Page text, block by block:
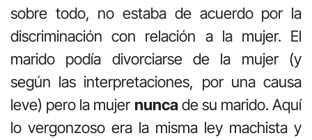
sobre todo, no estaba de acuerdo por la
discriminación con relación a la mujer. El
marido podía divorciarse de la mujer (y
según las interpretaciones, por una causa
leve) pero la mujer nuncade su marido. Aquí
lo vergonzoso era la misma ley machista y